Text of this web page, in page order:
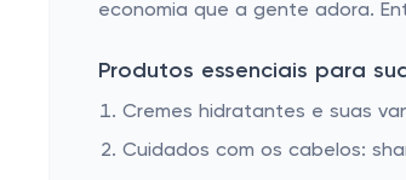
economia que a gente adora.
Produtos essenciais para
Cremes hidratantes e suas
Cuidados com os cabelos: